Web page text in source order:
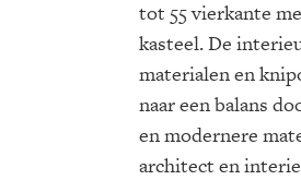
tot 55 vierkante
kasteel. De
materialen en
naar een balans
en modernere
architect en